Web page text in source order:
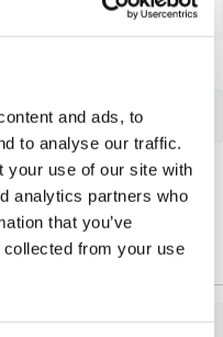
and ads, to
to analyse our traffic.
your use of our site with
analytics partners who
that you’ve
collected from your use